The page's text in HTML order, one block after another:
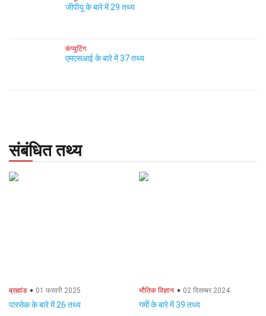
जीपीयू के बारे में 29 तथ्य
कंप्यूटिंग
एमएसआई के बारे में 37 तथ्य
संबंधित तथ्य
ब्रह्मांड 01 फरवरी 2025
पारसेक के बारे में 26 तथ्य
भौतिक विज्ञान 02 दिसम्बर 2024
गर्मी के बारे में 39 तथ्य